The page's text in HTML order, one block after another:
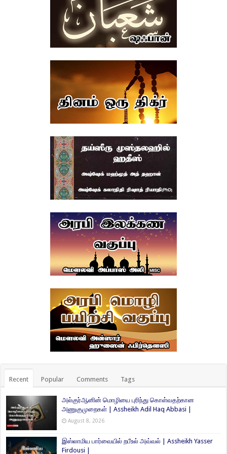
Recent Popular Comments Tags
அல்குர்ஆனின் மொழியை புரிந்து கொள்வதற்கான
அணுகுமுறைகள் | Assheikh Adil Haq Abbasi |
August 8, 2026
இஸ்லாமிய பார்வையில் றபீஉல் அவ்வல் | Assheikh Yasser
Firdousi |